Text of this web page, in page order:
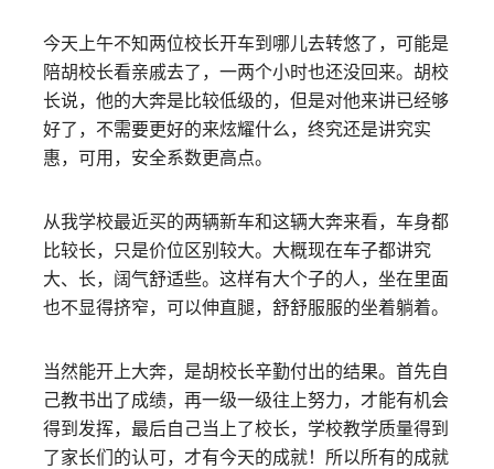
今天上午不知两位校长开车到哪儿去转悠了，可能是
陪胡校长看亲戚去了，一两个小时也还没回来。胡校
长说，他的大奔是比较低级的，但是对他来讲已经够
好了，不需要更好的来炫耀什么，终究还是讲究实
惠，可用，安全系数更高点。
从我学校最近买的两辆新车和这辆大奔来看，车身都
比较长，只是价位区别较大。大概现在车子都讲究
大、长，阔气舒适些。这样有大个子的人，坐在里面
也不显得挤窄，可以伸直腿，舒舒服服的坐着躺着。
当然能开上大奔，是胡校长辛勤付出的结果。首先自
己教书出了成绩，再一级一级往上努力，才能有机会
得到发挥，最后自己当上了校长，学校教学质量得到
了家长们的认可，才有今天的成就！所以所有的成就